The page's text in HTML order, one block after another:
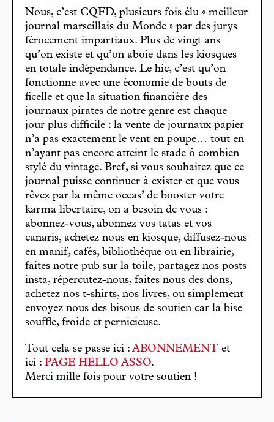
Nous, c’est CQFD, plusieurs fois élu « meilleur
journal marseillais du Monde » par des jurys
férocement impartiaux. Plus de vingt ans
qu’on existe et qu’on aboie dans les kiosques
en totale indépendance. Le hic, c’est qu’on
fonctionne avec une économie de bouts de
ficelle et que la situation financière des
journaux pirates de notre genre est chaque
jour plus difficile : la vente de journaux papier
n’a pas exactement le vent en poupe… tout en
n’ayant pas encore atteint le stade ô combien
stylé du vintage. Bref, si vous souhaitez que ce
journal puisse continuer à exister et que vous
rêvez par la même occas’ de booster votre
karma libertaire, on a besoin de vous :
abonnez-vous, abonnez vos tatas et vos
canaris, achetez nous en kiosque, diffusez-nous
en manif, cafés, bibliothèque ou en librairie,
faites notre pub sur la toile, partagez nos posts
insta, répercutez-nous, faites nous des dons,
achetez nos t-shirts, nos livres, ou simplement
envoyez nous des bisous de soutien car la bise
souffle, froide et pernicieuse.
Tout cela se passe ici : ABONNEMENT et
ici : PAGE HELLO ASSO.
Merci mille fois pour votre soutien !